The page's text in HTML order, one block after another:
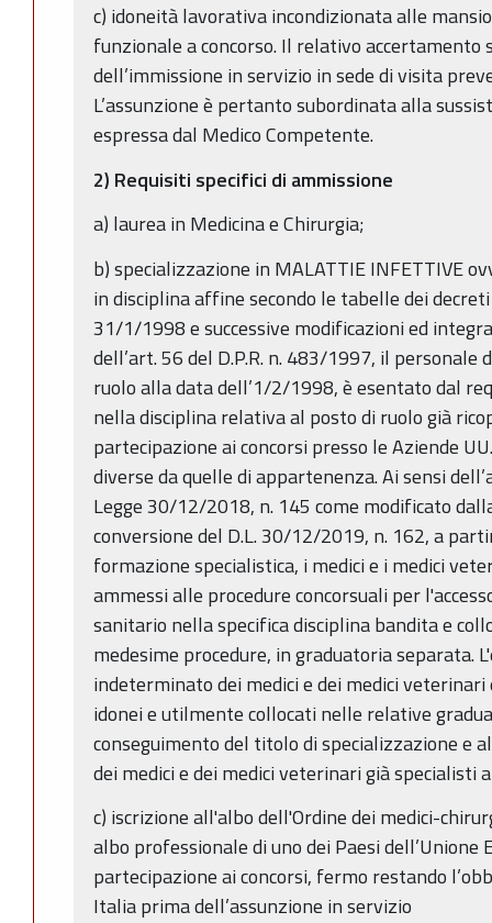
c) idoneità lavorativa incondizionata alle
funzionale a concorso. Il relativo
dell’immissione in servizio in sede di visita
L’assunzione è pertanto subordinata alla
espressa dal Medico Competente.
2) Requisiti specifici di ammissione
a) laurea in Medicina e Chirurgia;
b) specializzazione in MALATTIE INFETTIVE
in disciplina affine secondo le tabelle dei
31/1/1998 e successive modificazioni ed
dell’art. 56 del D.P.R. n. 483/1997, il
ruolo alla data dell’1/2/1998, è esentato dal
nella disciplina relativa al posto di ruolo già
partecipazione ai concorsi presso le Aziende
diverse da quelle di appartenenza. Ai sensi
Legge 30/12/2018, n. 145 come modificato
conversione del D.L. 30/12/2019, n. 162, a
formazione specialistica, i medici e i medici
ammessi alle procedure concorsuali per
sanitario nella specifica disciplina bandita e
medesime procedure, in graduatoria separata.
indeterminato dei medici e dei medici
idonei e utilmente collocati nelle relative
conseguimento del titolo di specializzazione e
dei medici e dei medici veterinari già specialisti
c) iscrizione all'albo dell'Ordine dei medici-
albo professionale di uno dei Paesi dell’Unione
partecipazione ai concorsi, fermo restando
Italia prima dell’assunzione in servizio